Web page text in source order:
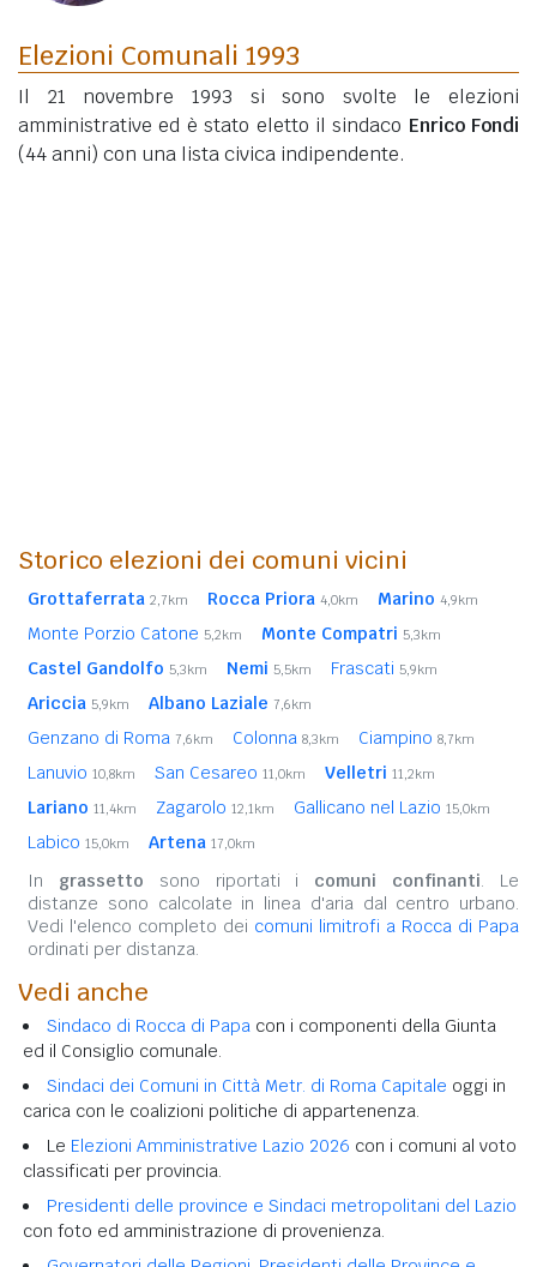
Elezioni Comunali 1993
Il 21 novembre 1993 si sono svolte le elezioni
amministrative ed è stato eletto il sindaco Enrico Fondi
(44 anni) con una lista civica indipendente.
Storico elezioni dei comuni vicini
Grottaferrata 2,7km Rocca Priora 4,0km Marino 4,9km
Monte Porzio Catone 5,2km Monte Compatri 5,3km
Castel Gandolfo 5,3km Nemi 5,5km Frascati 5,9km
Ariccia 5,9km Albano Laziale 7,6km
Genzano di Roma 7,6km Colonna 8,3km Ciampino 8,7km
Lanuvio 10,8km San Cesareo 11,0km Velletri 11,2km
Lariano 11,4km Zagarolo 12,1km Gallicano nel Lazio 15,0km
Labico 15,0km Artena 17,0km
In grassetto sono riportati i comuni confinanti. Le
distanze sono calcolate in linea d'aria dal centro urbano.
Vedi l'elenco completo dei comuni limitrofi a Rocca di Papa
ordinati per distanza.
Vedi anche
Sindaco di Rocca di Papa con i componenti della Giunta
ed il Consiglio comunale.
Sindaci dei Comuni in Città Metr. di Roma Capitale oggi in
carica con le coalizioni politiche di appartenenza.
Le Elezioni Amministrative Lazio 2026 con i comuni al voto
classificati per provincia.
Presidenti delle province e Sindaci metropolitani del Lazio
con foto ed amministrazione di provenienza.